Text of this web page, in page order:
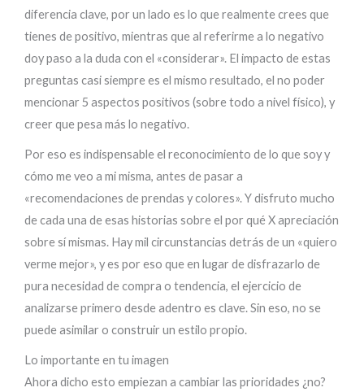
diferencia clave, por un lado es lo que realmente crees que
tienes de positivo, mientras que al referirme a lo negativo
doy paso a la duda con el «considerar». El impacto de estas
preguntas casi siempre es el mismo resultado, el no poder
mencionar 5 aspectos positivos (sobre todo a nivel físico), y
creer que pesa más lo negativo.
Por eso es indispensable el reconocimiento de lo que soy y
cómo me veo a mi misma, antes de pasar a
«recomendaciones de prendas y colores». Y disfruto mucho
de cada una de esas historias sobre el por qué X apreciación
sobre sí mismas. Hay mil circunstancias detrás de un «quiero
verme mejor», y es por eso que en lugar de disfrazarlo de
pura necesidad de compra o tendencia, el ejercicio de
analizarse primero desde adentro es clave. Sin eso, no se
puede asimilar o construir un estilo propio.
Lo importante en tu imagen
Ahora dicho esto empiezan a cambiar las prioridades ¿no?